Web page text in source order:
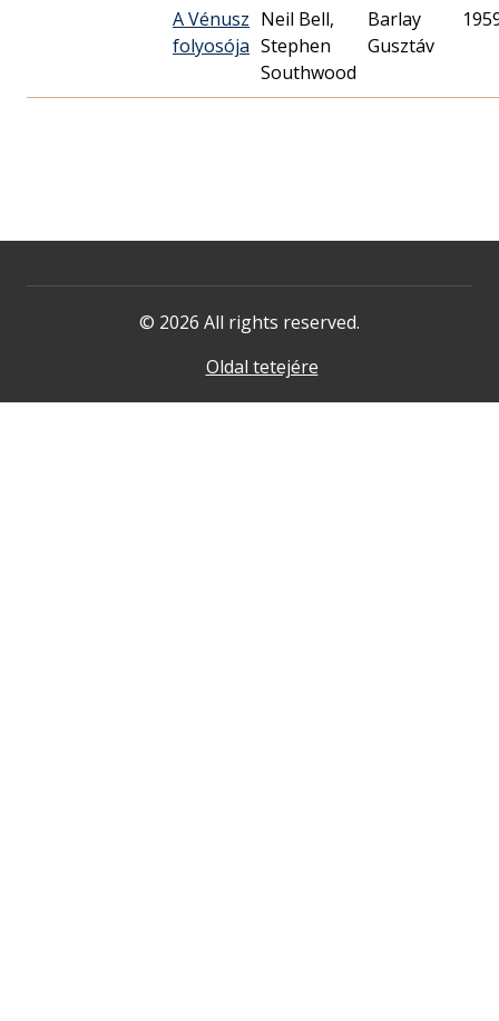
A Vénusz
folyosója
Neil Bell,
Stephen
Southwood
Barlay
Gusztáv
© 2026 All rights reserved.
Oldal tetejére